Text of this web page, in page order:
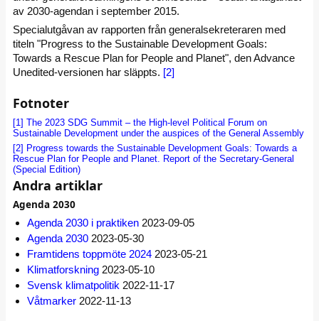
av 2030-agendan i september 2015.
Specialutgåvan av rapporten från generalsekreteraren med
titeln "Progress to the Sustainable Development Goals:
Towards a Rescue Plan for People and Planet", den Advance
Unedited-versionen har släppts. [2]
Fotnoter
[1] The 2023 SDG Summit – the High-level Political Forum on
Sustainable Development under the auspices of the General Assembly
[2] Progress towards the Sustainable Development Goals: Towards a
Rescue Plan for People and Planet. Report of the Secretary-General
(Special Edition)
Andra artiklar
Agenda 2030
Agenda 2030 i praktiken 2023-09-05
Agenda 2030 2023-05-30
Framtidens toppmöte 2024 2023-05-21
Klimatforskning 2023-05-10
Svensk klimatpolitik 2022-11-17
Våtmarker 2022-11-13